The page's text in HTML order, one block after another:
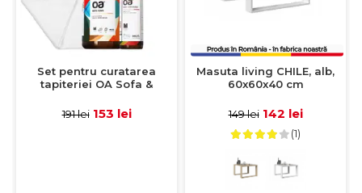
Set pentru curatarea
tapiteriei OA Sofa &
Laveta din microfibra
191 lei 153 lei
Masuta living CHILE, alb,
60x60x40 cm
149 lei 142 lei
(1)